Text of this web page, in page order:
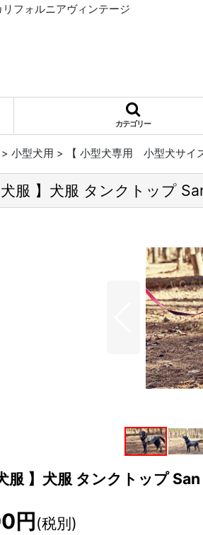
フォルニアヴィンテージ
カテゴリー
> 小型犬用 > 【 小型犬専用 小型犬サイ
服 】犬服 タンクトップ
服 】犬服 タンクトップ
円(税別)